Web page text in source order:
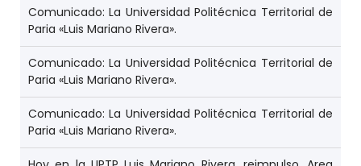
Comunicado: La Universidad Politécnica Territorial de
Paria «Luis Mariano Rivera».
Comunicado: La Universidad Politécnica Territorial de
Paria «Luis Mariano Rivera».
Comunicado: La Universidad Politécnica Territorial de
Paria «Luis Mariano Rivera».